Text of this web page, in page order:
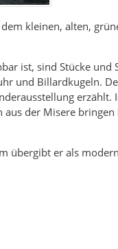
kleinen, alten,
ist, sind Stücke und
und Billardkugeln.
erzählt.
der Misere
übergibt er als